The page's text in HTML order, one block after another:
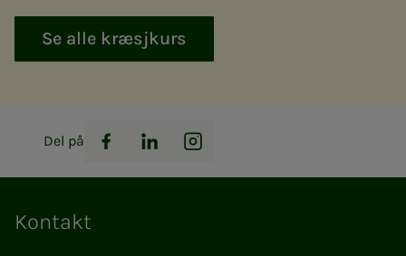
Se alle kræsjkurs
Del på
Facebook
LinkedInInstagram
Kontakt